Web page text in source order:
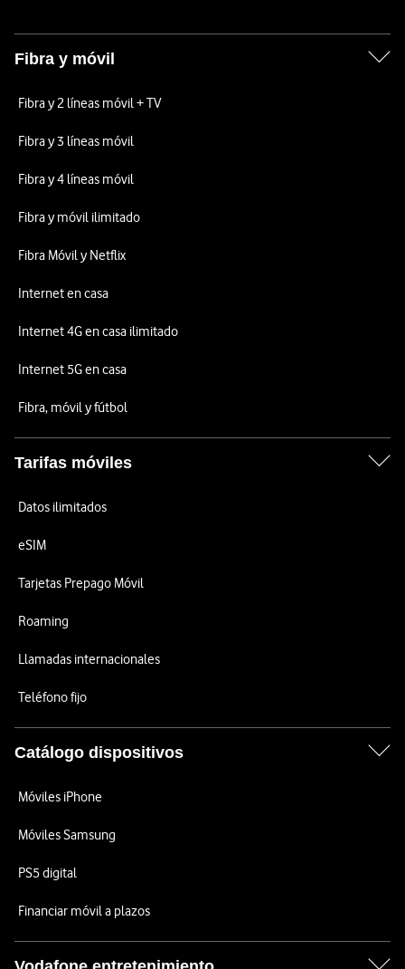
Fibra y móvil
Fibra y 2 líneas móvil + TV
Fibra y 3 líneas móvil
Fibra y 4 líneas móvil
Fibra y móvil ilimitado
Fibra Móvil y Netflix
Internet en casa
Internet 4G en casa ilimitado
Internet 5G en casa
Fibra, móvil y fútbol
Tarifas móviles
Datos ilimitados
eSIM
Tarjetas Prepago Móvil
Roaming
Llamadas internacionales
Teléfono fijo
Catálogo dispositivos
Móviles iPhone
Móviles Samsung
PS5 digital
Financiar móvil a plazos